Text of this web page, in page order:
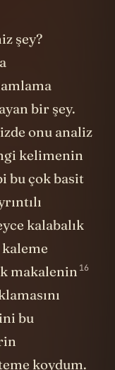
bir şey.
onu analiz
kelimenin
bu çok basit
kalabalık
makalenin
bu
koydum.
bir önceki
diğer